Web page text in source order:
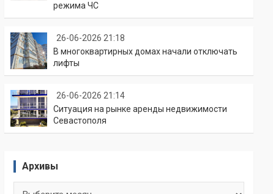
режима ЧС
26-06-2026 21:18
В многоквартирных домах начали отключать
лифты
26-06-2026 21:14
Ситуация на рынке аренды недвижимости
Севастополя
Архивы